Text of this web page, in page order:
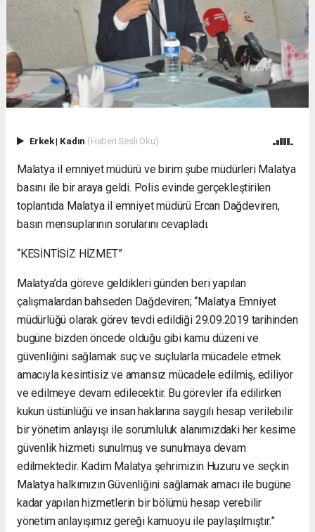
Erkek| Kadın (Haberi Sesli Oku)
Malatya il emniyet müdürü ve birim şube müdürleri Malatya
basını ile bir araya geldi. Polis evinde gerçekleştirilen
toplantıda Malatya il emniyet müdürü Ercan Dağdeviren,
basın mensuplarının sorularını cevapladı.
“KESİNTİSİZ HİZMET”
Malatya’da göreve geldikleri günden beri yapılan
çalışmalardan bahseden Dağdeviren; “Malatya Emniyet
müdürlüğü olarak görev tevdi edildiği 29.09.2019 tarihinden
bugüne bizden öncede olduğu gibi kamu düzeni ve
güvenliğini sağlamak suç ve suçlularla mücadele etmek
amacıyla kesintisiz ve amansız mücadele edilmiş, ediliyor
ve edilmeye devam edilecektir. Bu görevler ifa edilirken
kukun üstünlüğü ve insan haklarına saygılı hesap verilebilir
bir yönetim anlayışı ile sorumluluk alanımızdaki her kesime
güvenlik hizmeti sunulmuş ve sunulmaya devam
edilmektedir. Kadim Malatya şehrimizin Huzuru ve seçkin
Malatya halkımızın Güvenliğini sağlamak amacı ile bugüne
kadar yapılan hizmetlerin bir bölümü hesap verebilir
yönetim anlayışımız gereği kamuoyu ile paylaşılmıştır.”